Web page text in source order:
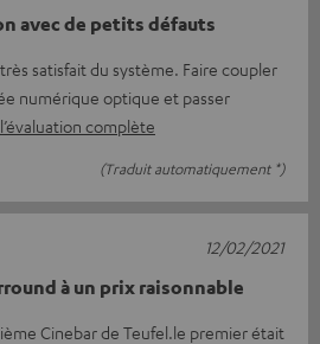
avec de petits défauts
satisfait du système. Faire coupler
numérique optique et passer
complète
(Traduit automatiquement *)
à un prix raisonnable
Cinebar de Teufel.le premier était
12/02/2021